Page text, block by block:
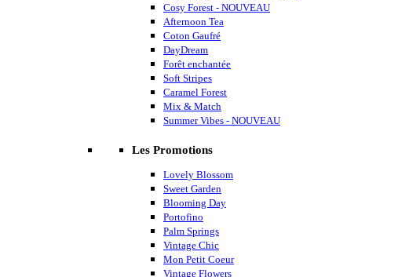
Cosy Forest - NOUVEAU
Afternoon Tea
Coton Gaufré
DayDream
Forêt enchantée
Soft Stripes
Caramel Forest
Mix & Match
Summer Vibes - NOUVEAU
Les Promotions
Lovely Blossom
Sweet Garden
Blooming Day
Portofino
Palm Springs
Vintage Chic
Mon Petit Coeur
Vintage Flowers